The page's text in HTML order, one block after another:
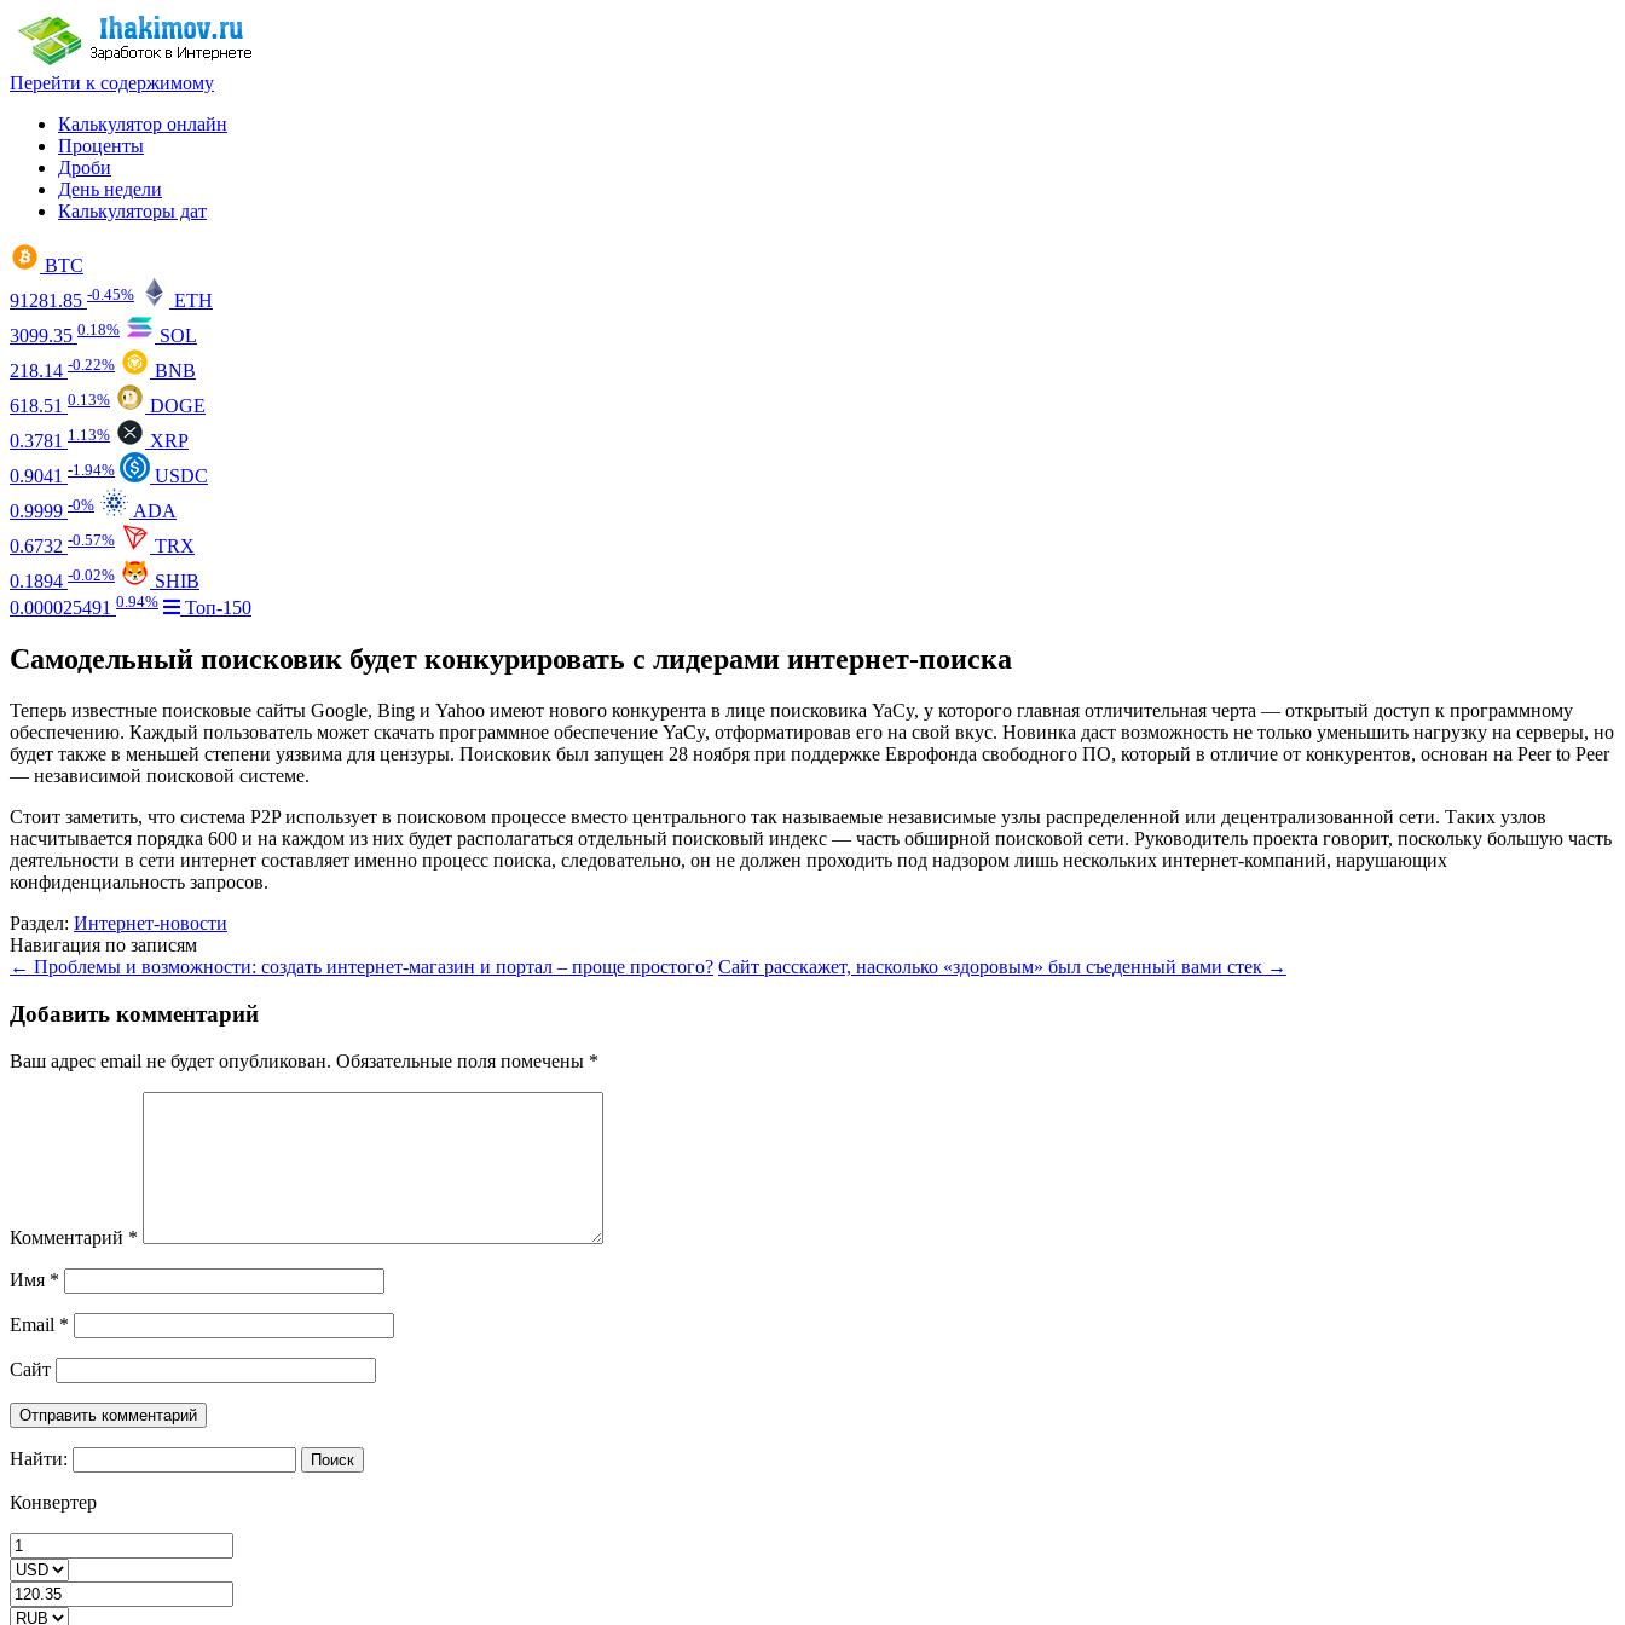
Перейти к содержимому
Калькулятор онлайн
Проценты
Дроби
День недели
Калькуляторы дат
BTC
91281.85 -0.45%
ETH
3099.35 0.18%
SOL
218.14 -0.22%
BNB
618.51 0.13%
DOGE
0.3781 1.13%
XRP
0.9041 -1.94%
USDC
0.9999 -0%
ADA
0.6732 -0.57%
TRX
0.1894 -0.02%
SHIB
0.000025491 0.94% Топ-150
Самодельный поисковик будет конкурировать с лидерами интернет-поиска
Теперь известные поисковые сайты Google, Bing и Yahoo имеют нового конкурента в лице поисковика YaCy, у которого главная отличительная черта — открытый доступ к программному
обеспечению. Каждый пользователь может скачать программное обеспечение YaCy, отформатировав его на свой вкус. Новинка даст возможность не только уменьшить нагрузку на серверы, но
будет также в меньшей степени уязвима для цензуры. Поисковик был запущен 28 ноября при поддержке Еврофонда свободного ПО, который в отличие от конкурентов, основан на Peer to Peer
— независимой поисковой системе.
Стоит заметить, что система P2P использует в поисковом процессе вместо центрального так называемые независимые узлы распределенной или децентрализованной сети. Таких узлов
насчитывается порядка 600 и на каждом из них будет располагаться отдельный поисковый индекс — часть обширной поисковой сети. Руководитель проекта говорит, поскольку большую часть
деятельности в сети интернет составляет именно процесс поиска, следовательно, он не должен проходить под надзором лишь нескольких интернет-компаний, нарушающих
конфиденциальность запросов.
Раздел: Интернет-новости
Навигация по записям
← Проблемы и возможности: создать интернет-магазин и портал – проще простого? Сайт расскажет, насколько «здоровым» был съеденный вами стек →
Добавить комментарий
Ваш адрес email не будет опубликован. Обязательные поля помечены *
Комментарий *
Имя *
Email *
Сайт
Найти:
Конвертер